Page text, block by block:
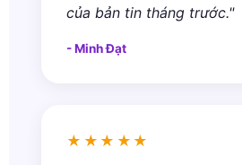
của bản tin tháng trước."
- Minh Đạt
★★★★★